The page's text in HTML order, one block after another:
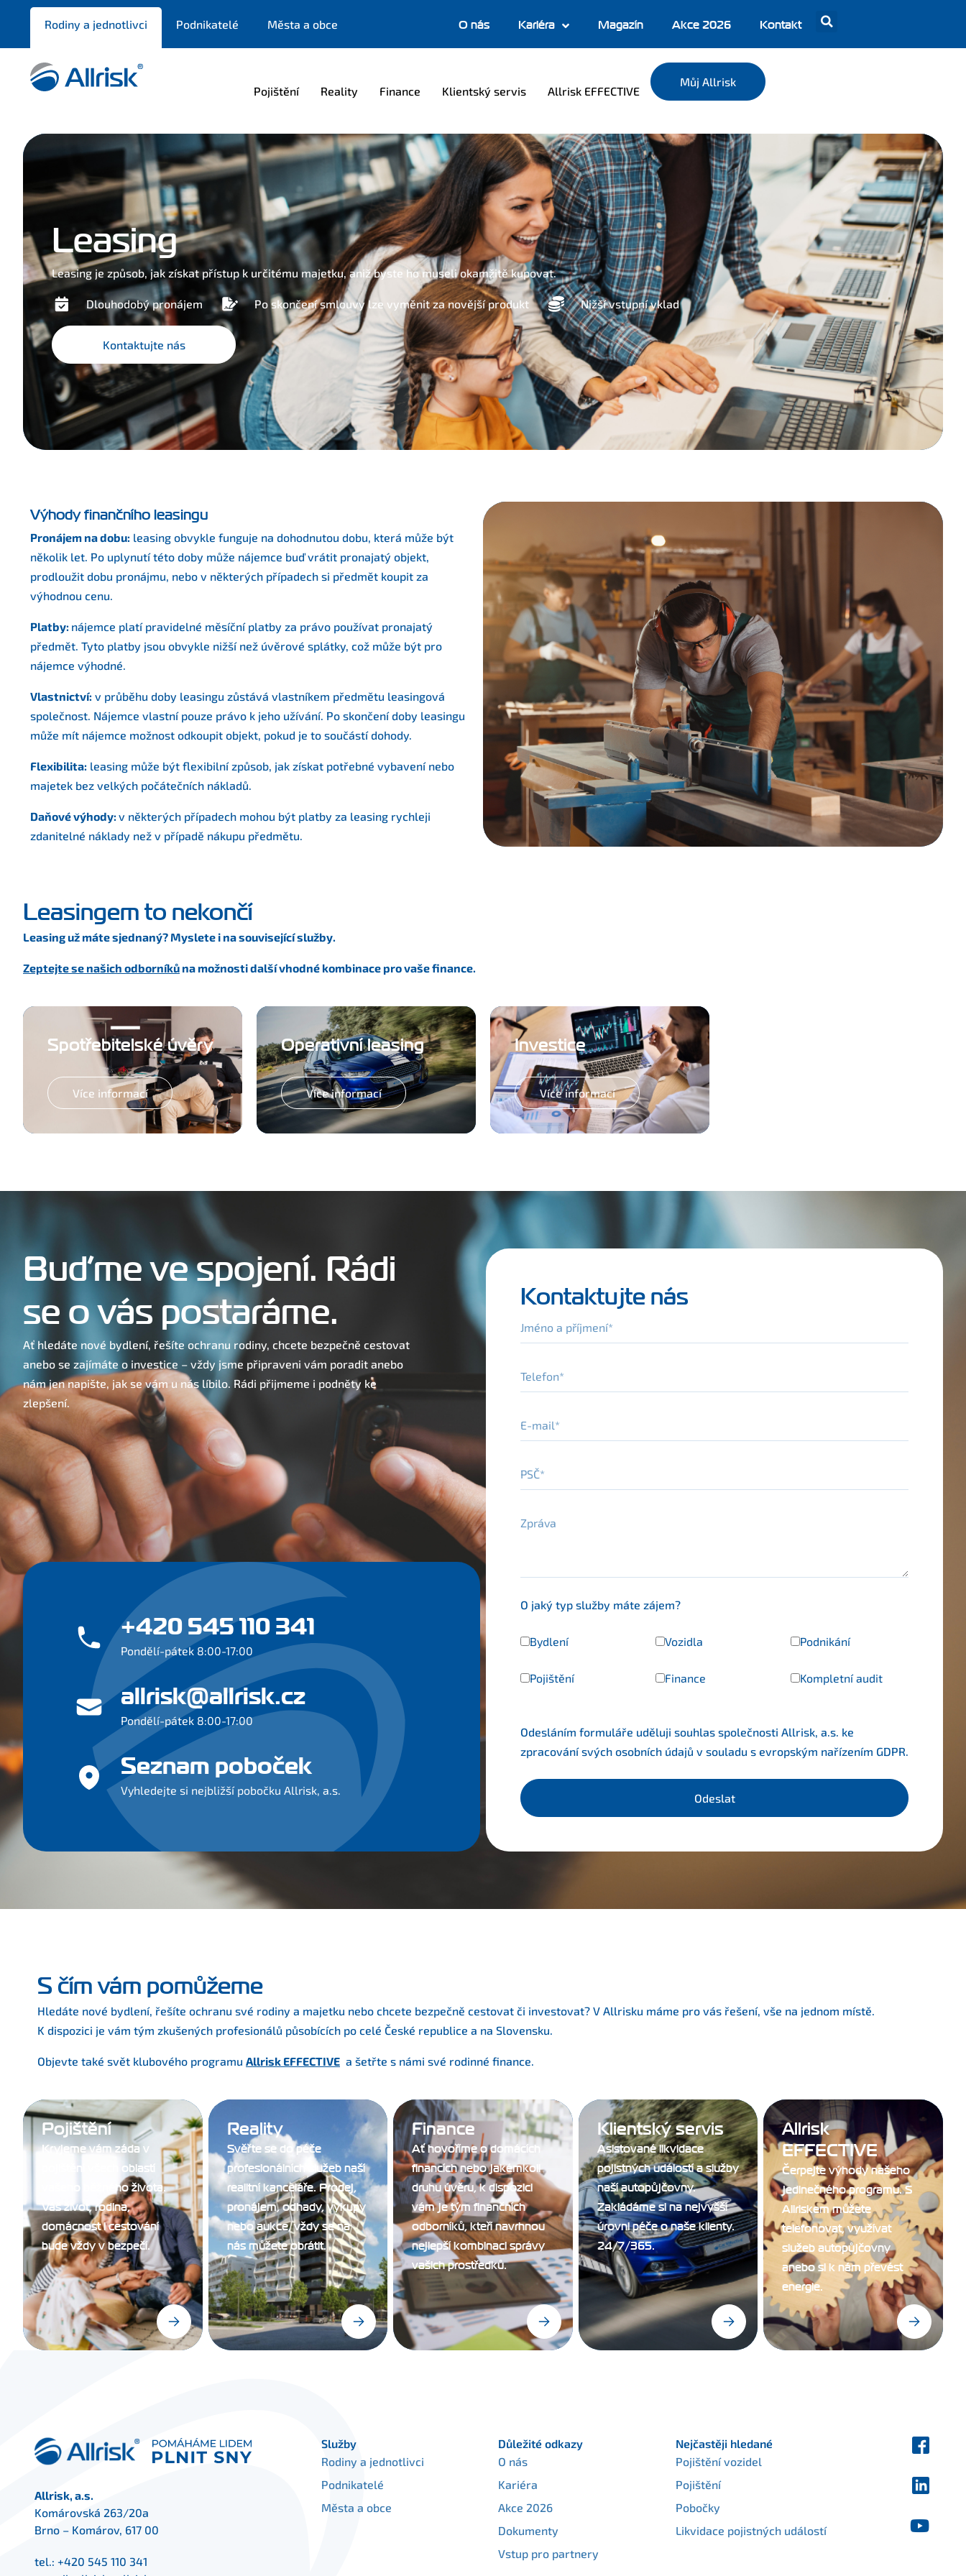
Rodiny a jednotlivci Podnikatelé Města a obce O nás Kariéra Magazín Akce 2026 Kontakt
Pojištění Reality Finance Klientský servis Allrisk EFFECTIVE
Můj Allrisk
Leasing
Leasing je způsob, jak získat přístup k určitému majetku, aniž byste ho museli okamžitě kupovat.
Dlouhodobý pronájem Po skončení smlouvy lze vyměnit za novější produkt Nižší vstupní vklad
Kontaktujte nás
Výhody finančního leasingu
Pronájem na dobu: leasing obvykle funguje na dohodnutou dobu, která může být
několik let. Po uplynutí této doby může nájemce buď vrátit pronajatý objekt,
prodloužit dobu pronájmu, nebo v některých případech si předmět koupit za
výhodnou cenu.
Platby: nájemce platí pravidelné měsíční platby za právo používat pronajatý
předmět. Tyto platby jsou obvykle nižší než úvěrové splátky, což může být pro
nájemce výhodné.
Vlastnictví: v průběhu doby leasingu zůstává vlastníkem předmětu leasingová
společnost. Nájemce vlastní pouze právo k jeho užívání. Po skončení doby leasingu
může mít nájemce možnost odkoupit objekt, pokud je to součástí dohody.
Flexibilita: leasing může být flexibilní způsob, jak získat potřebné vybavení nebo
majetek bez velkých počátečních nákladů.
Daňové výhody: v některých případech mohou být platby za leasing rychleji
zdanitelné náklady než v případě nákupu předmětu.
Leasingem to nekončí
Leasing už máte sjednaný? Myslete i na související služby.
Zeptejte se našich odborníků na možnosti další vhodné kombinace pro vaše finance.
Spotřebitelské úvěry
Více informací
Operativní leasing
Více informací
Investice
Více informací
Buďme ve spojení. Rádi
se o vás postaráme.
Ať hledáte nové bydlení, řešíte ochranu rodiny, chcete bezpečně cestovat
anebo se zajímáte o investice – vždy jsme připraveni vám poradit anebo
nám jen napište, jak se vám u nás líbilo. Rádi přijmeme i podněty ke
zlepšení.
Kontaktujte nás
Jméno a příjmení
Telefon
E-mail
PSČ
Zpráva
O jaký typ služby máte zájem?
Bydlení Vozidla Podnikání
Pojištění Finance Kompletní audit
Odesláním formuláře uděluji souhlas společnosti Allrisk, a.s. ke
zpracování svých osobních údajů v souladu s evropským nařízením GDPR.
Odeslat
+420 545 110 341
Pondělí-pátek 8:00-17:00
allrisk@allrisk.cz
Pondělí-pátek 8:00-17:00
Seznam poboček
Vyhledejte si nejbližší pobočku Allrisk, a.s.
S čím vám pomůžeme
Hledáte nové bydlení, řešíte ochranu své rodiny a majetku nebo chcete bezpečně cestovat či investovat? V Allrisku máme pro vás řešení, vše na jednom místě.
K dispozici je vám tým zkušených profesionálů působících po celé České republice a na Slovensku.
Objevte také svět klubového programu Allrisk EFFECTIVE a šetřte s námi své rodinné finance.
Pojištění
Kryjeme vám záda v
pojištění všech oblastí
vašeho běžného života.
Váš život, rodina,
domácnost i cestování
bude vždy v bezpečí.
Reality
Svěřte se do péče
profesionálních služeb naší
realitní kanceláře. Prodej,
pronájem, odhady, výkupy
nebo aukce, vždy se na
nás můžete obrátit.
Finance
Ať hovoříme o domácích
financích nebo jakémkoli
druhu úvěru, k dispozici
vám je tým finančních
odborníků, kteří navrhnou
nejlepší kombinaci správy
vašich prostředků.
Klientský servis
Asistované likvidace
pojistných událostí a služby
naší autopůjčovny.
Zakládáme si na nejvyšší
úrovni péče o naše klienty.
24/7/365.
Allrisk
EFFECTIVE
Čerpejte výhody našeho
jedinečného programu. S
Allriskem můžete
telefonovat, využívat
služeb autopůjčovny
anebo si k nám převést
energie.
Allrisk, a.s.
Komárovská 263/20a
Brno – Komárov, 617 00
tel.: +420 545 110 341
Služby
Rodiny a jednotlivci
Podnikatelé
Města a obce
Důležité odkazy
O nás
Kariéra
Akce 2026
Dokumenty
Vstup pro partnery
Nejčastěji hledané
Pojištění vozidel
Pojištění
Pobočky
Likvidace pojistných událostí